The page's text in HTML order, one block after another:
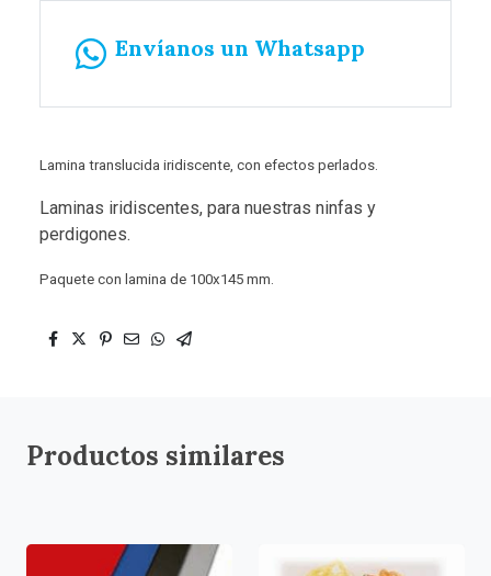
Envíanos un Whatsapp
Lamina translucida iridiscente, con efectos perlados.
Laminas iridiscentes, para nuestras ninfas y
perdigones.
Paquete con lamina de 100x145 mm.
Productos similares